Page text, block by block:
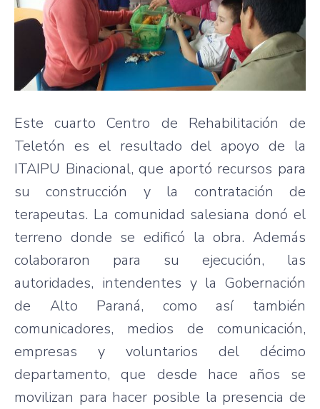
Este cuarto Centro de Rehabilitación de
Teletón es el resultado del apoyo de la
ITAIPU Binacional, que aportó recursos para
su construcción y la contratación de
terapeutas. La comunidad salesiana donó el
terreno donde se edificó la obra. Además
colaboraron para su ejecución, las
autoridades, intendentes y la Gobernación
de Alto Paraná, como así también
comunicadores, medios de comunicación,
empresas y voluntarios del décimo
departamento, que desde hace años se
movilizan para hacer posible la presencia de